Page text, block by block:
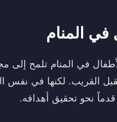
في المنام
في المنام تلمح إلى
القريب. لكنها في نفس
نحو تحقيق أهدافه.